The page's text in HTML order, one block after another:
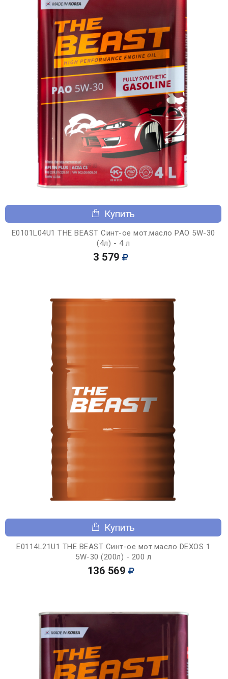
Купить
E0101L04U1 THE BEAST Синт-ое мот.масло PAO 5W-30
(4л) - 4 л
3 579
Купить
E0114L21U1 THE BEAST Синт-ое мот.масло DEXOS 1
5W-30 (200л) - 200 л
136 569